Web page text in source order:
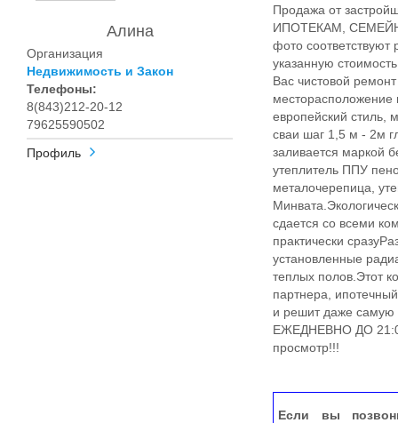
Алина
Организация
Недвижимость и Закон
Телефоны:
8(843)212-20-12
79625590502
Профиль
Продажа от
ИПОТЕКАМ,
фото соответствуют
указанную
Вас чистовой
европейский стиль,
сваи шаг 1,5 м - 2м
заливается маркой
утеплитель ППУ
металочерепица,
сдается со всеми
практически
установленные
теплых полов.Этот
партнера,
и решит даже
ЕЖЕДНЕВНО ДО
просмотр!!!
Если вы